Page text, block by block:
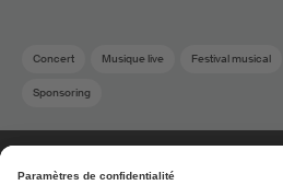
Concert Musique live Festival musical
Sponsoring